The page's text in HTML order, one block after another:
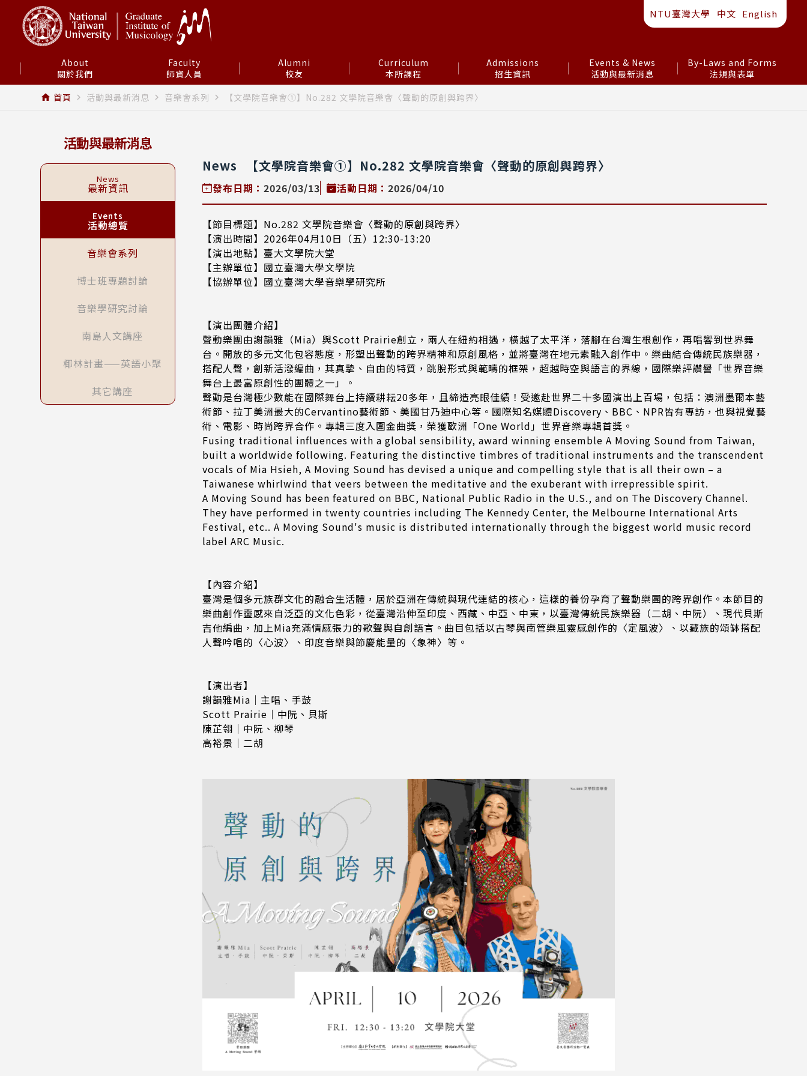
NTU臺灣大學 中文 English
關於我們
About
師資人員
Faculty
校友
Alumni
本所課程
Curriculum
招生資訊
Admissions
活動與最新消息
Events & News
法規與表單
By-Laws and Forms
home 首頁 navigate_next 活動與最新消息 navigate_next 音樂會系列 navigate_next 【文學院音樂會①】No.282 文學院音樂會〈聲動的原創與跨界〉
活動與最新消息
News
最新資訊
Events
活動總覽
音樂會系列
博士班專題討論
音樂學研究討論
南島人文講座
椰林計畫——英語小聚
其它講座
News 【文學院音樂會①】No.282 文學院音樂會〈聲動的原創與跨界〉
發布日期：2026/03/13 活動日期：2026/04/10
【節目標題】No.282 文學院音樂會〈聲動的原創與跨界〉
【演出時間】2026年04月10日（五）12:30-13:20
【演出地點】臺大文學院大堂
【主辦單位】國立臺灣大學文學院
【協辦單位】國立臺灣大學音樂學研究所
【演出團體介紹】
聲動樂團由謝韻雅（Mia）與Scott Prairie創立，兩人在紐約相遇，橫越了太平洋，落腳在台灣生根創作，再唱響到世界舞
台。開放的多元文化包容態度，形塑出聲動的跨界精神和原創風格，並將臺灣在地元素融入創作中。樂曲結合傳統民族樂器，
搭配人聲，創新活潑編曲，其真摯、自由的特質，跳脫形式與範疇的框架，超越時空與語言的界線，國際樂評讚譽「世界音樂
舞台上最富原創性的團體之一」。
聲動是台灣極少數能在國際舞台上持續耕耘20多年，且締造亮眼佳績！受邀赴世界二十多國演出上百場，包括：澳洲墨爾本藝
術節、拉丁美洲最大的Cervantino藝術節、美國甘乃迪中心等。國際知名媒體Discovery、BBC、NPR皆有專訪，也與視覺藝
術、電影、時尚跨界合作。專輯三度入圍金曲獎，榮獲歐洲「One World」世界音樂專輯首獎。
Fusing traditional influences with a global sensibility, award winning ensemble A Moving Sound from Taiwan,
built a worldwide following. Featuring the distinctive timbres of traditional instruments and the transcendent
vocals of Mia Hsieh, A Moving Sound has devised a unique and compelling style that is all their own – a
Taiwanese whirlwind that veers between the meditative and the exuberant with irrepressible spirit.
A Moving Sound has been featured on BBC, National Public Radio in the U.S., and on The Discovery Channel.
They have performed in twenty countries including The Kennedy Center, the Melbourne International Arts
Festival, etc.. A Moving Sound's music is distributed internationally through the biggest world music record
label ARC Music.
【內容介紹】
臺灣是個多元族群文化的融合生活體，居於亞洲在傳統與現代連結的核心，這樣的養份孕育了聲動樂團的跨界創作。本節目的
樂曲創作靈感來自泛亞的文化色彩，從臺灣沿伸至印度、西藏、中亞、中東，以臺灣傳統民族樂器（二胡、中阮）、現代貝斯
吉他編曲，加上Mia充滿情感張力的歌聲與自創語言。曲目包括以古琴與南管樂風靈感創作的〈定風波〉、以藏族的頌缽搭配
人聲吟唱的〈心波〉、印度音樂與節慶能量的〈象神〉等。
【演出者】
謝韻雅Mia｜主唱、手鼓
Scott Prairie｜中阮、貝斯
陳芷翎｜中阮、柳琴
高裕景｜二胡